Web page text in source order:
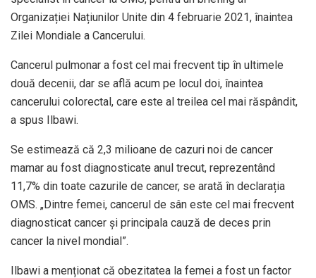
Organizației Națiunilor Unite din 4 februarie 2021, înaintea
Zilei Mondiale a Cancerului.
Cancerul pulmonar a fost cel mai frecvent tip în ultimele
două decenii, dar se află acum pe locul doi, înaintea
cancerului colorectal, care este al treilea cel mai răspândit,
a spus Ilbawi.
Se estimează că 2,3 milioane de cazuri noi de cancer
mamar au fost diagnosticate anul trecut, reprezentând
11,7% din toate cazurile de cancer, se arată în declarația
OMS. „Dintre femei, cancerul de sân este cel mai frecvent
diagnosticat cancer și principala cauză de deces prin
cancer la nivel mondial”.
Ilbawi a menționat că obezitatea la femei a fost un factor